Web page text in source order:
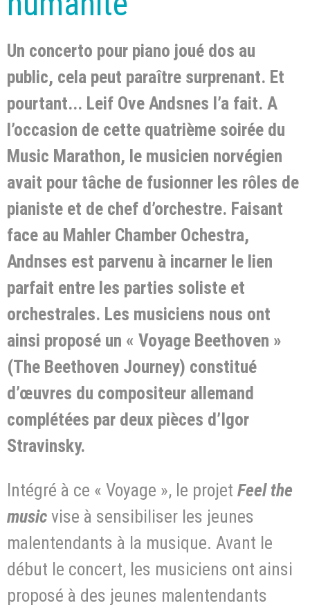
Un concerto pour piano joué dos au
public, cela peut paraître surprenant. Et
pourtant... Leif Ove Andsnes l’a fait. A
l’occasion de cette quatrième soirée du
Music Marathon, le musicien norvégien
avait pour tâche de fusionner les rôles de
pianiste et de chef d’orchestre. Faisant
face au Mahler Chamber Ochestra,
Andnses est parvenu à incarner le lien
parfait entre les parties soliste et
orchestrales. Les musiciens nous ont
ainsi proposé un « Voyage Beethoven »
(The Beethoven Journey) constitué
d’œuvres du compositeur allemand
complétées par deux pièces d’Igor
Stravinsky.
Intégré à ce « Voyage », le projet Feel the
music vise à sensibiliser les jeunes
malentendants à la musique. Avant le
début le concert, les musiciens ont ainsi
proposé à des jeunes malentendants